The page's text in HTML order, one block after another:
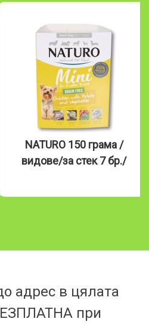
NATURO 150 грама /
видове/за стек 7 бр./
адрес в цялата
при